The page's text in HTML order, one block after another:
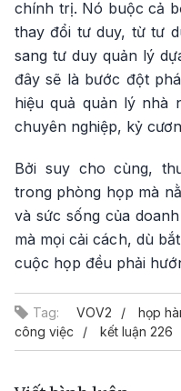
chính trị. Nó buộc cả
thay đổi tư duy, từ tư
sang tư duy quản lý
đây sẽ là bước đột
hiệu quả quản lý nhà
chuyên nghiệp, kỷ
Bởi suy cho cùng,
trong phòng họp mà
và sức sống của
mà mọi cải cách, dù
cuộc họp đều phải
Tag: VOV2 họp
công việc
kết luận 226